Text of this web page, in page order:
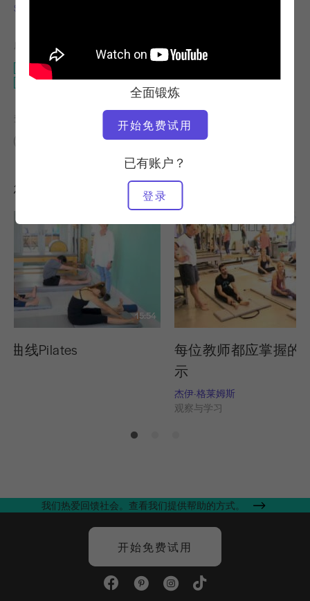
全面锻炼
开始免费试用
已有账户？
登录
Sandy Shimoda
所需设备
垫子
断头台
查找类似课程
垫子 断头台
您可能喜欢的其他锻炼
15:54
曲线Pilates
每位教师都应掌握的
示
杰伊-格莱姆斯
观察与学习
我们热爱回馈社会。查看我们提供帮助的方式。
开始免费试用